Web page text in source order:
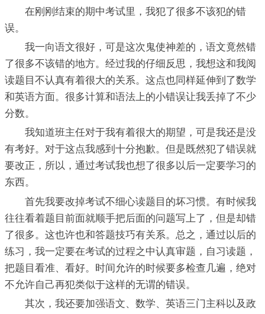
在刚刚结束的期中考试里，我犯了很多不该犯的错
误。
我一向语文很好，可是这次鬼使神差的，语文竟然错
了很多不该错的地方。经过我的仔细反思，我想这和我阅
读题目不认真有着很大的关系。这点也同样延伸到了数学
和英语方面。很多计算和语法上的小错误让我丢掉了不少
分数。
我知道班主任对于我有着很大的期望，可是我还是没
有考好。对于这点我感到十分抱歉。但是既然犯了错误就
要改正，所以，通过考试我也想了很多以后一定要学习的
东西。
首先我要改掉考试不细心读题目的坏习惯。有时候我
往往看着题目前面就顺手把后面的问题写上了，但是却错
了很多。这也许也和答题技巧有关系。总之，通过以后的
练习，我一定要在考试的过程之中认真审题，自习读题，
把题目看准、看好。时间允许的时候要多检查几遍，绝对
不允许自己再犯类似于这样的无谓的错误。
其次，我还要加强语文、数学、英语三门主科以及政